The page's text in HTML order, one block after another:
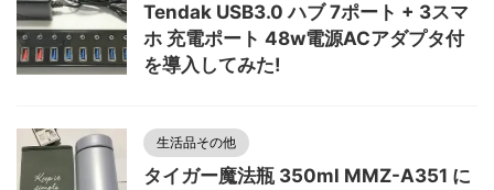
Tendak USB3.0 ハブ 7ポート + 3スマ
ホ 充電ポート 48w電源ACアダプタ付
を導入してみた!
生活品その他
タイガー魔法瓶 350ml MMZ-A351 に